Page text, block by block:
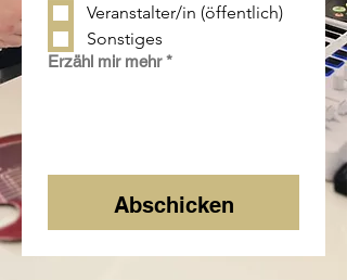
Veranstalter/in (öffentlich)
Sonstiges
Erzähl mir mehr *
Abschicken